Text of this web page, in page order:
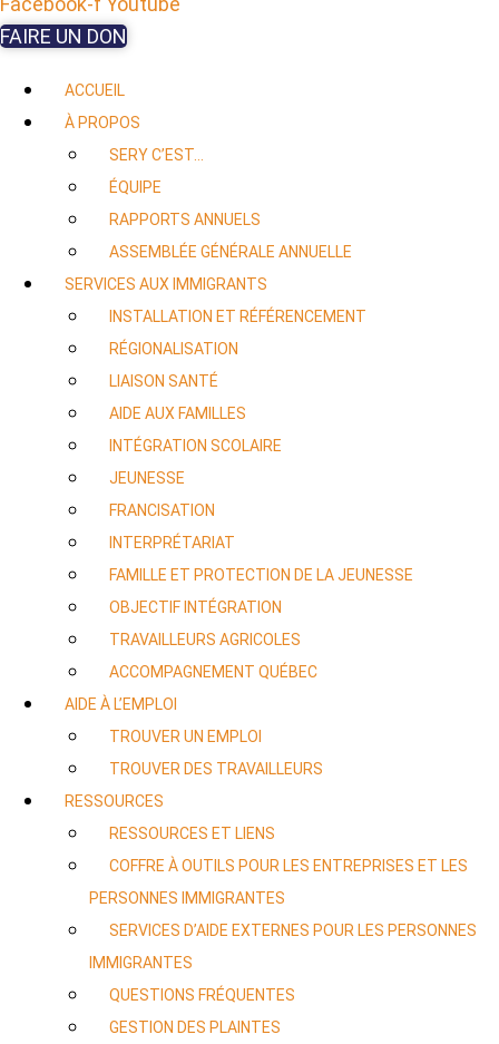
FAIRE UN DON
ACCUEIL
À PROPOS
SERY C’EST…
ÉQUIPE
RAPPORTS ANNUELS
ASSEMBLÉE GÉNÉRALE ANNUELLE
SERVICES AUX IMMIGRANTS
INSTALLATION ET RÉFÉRENCEMENT
RÉGIONALISATION
LIAISON SANTÉ
AIDE AUX FAMILLES
INTÉGRATION SCOLAIRE
JEUNESSE
FRANCISATION
INTERPRÉTARIAT
FAMILLE ET PROTECTION DE LA JEUNESSE
OBJECTIF INTÉGRATION
TRAVAILLEURS AGRICOLES
ACCOMPAGNEMENT QUÉBEC
AIDE À L’EMPLOI
TROUVER UN EMPLOI
TROUVER DES TRAVAILLEURS
RESSOURCES
RESSOURCES ET LIENS
COFFRE À OUTILS POUR LES ENTREPRISES ET LES
PERSONNES IMMIGRANTES
SERVICES D’AIDE EXTERNES POUR LES PERSONNES
IMMIGRANTES
QUESTIONS FRÉQUENTES
GESTION DES PLAINTES